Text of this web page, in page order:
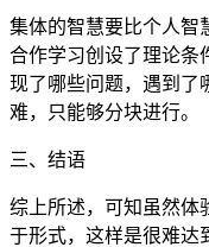
集体的智慧要比个人智
合作学习创设了理论条
现了哪些问题，遇到了
难，只能够分块进行。
三、结语
综上所述，可知虽然体
于形式，这样是很难达